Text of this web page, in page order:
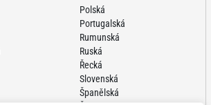
Polská
Portugalská
Rumunská
Ruská
Řecká
Slovenská
Španělská